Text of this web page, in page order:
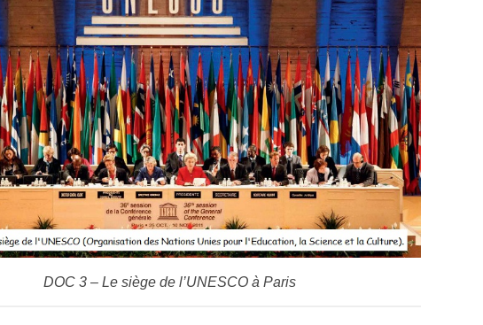
DOC 3 – Le siège de l’UNESCO à Paris